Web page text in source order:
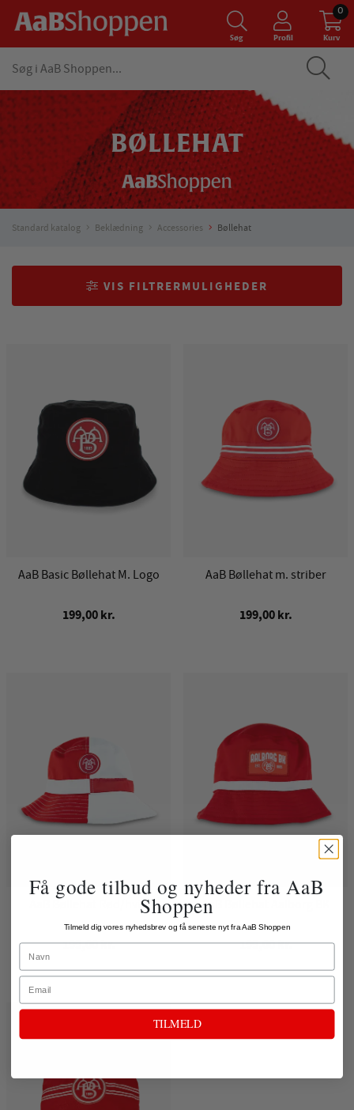
Søg Profil Kurv
0
BØLLEHAT
Standard katalog Beklædning Accessories Bøllehat
VIS FILTRERMULIGHEDER
AaB Basic Bøllehat M. Logo
199,00 kr.
AaB Bøllehat m. striber
199,00 kr.
AaB Bøllehat Rød/hvid
199,00 kr.
AaB Bøllehat Aalborg BK
199,00 kr.
Få gode tilbud og nyheder fra AaB
Shoppen
Tilmeld dig vores nyhedsbrev og få seneste nyt fra AaB Shoppen
Name
Email
TILMELD